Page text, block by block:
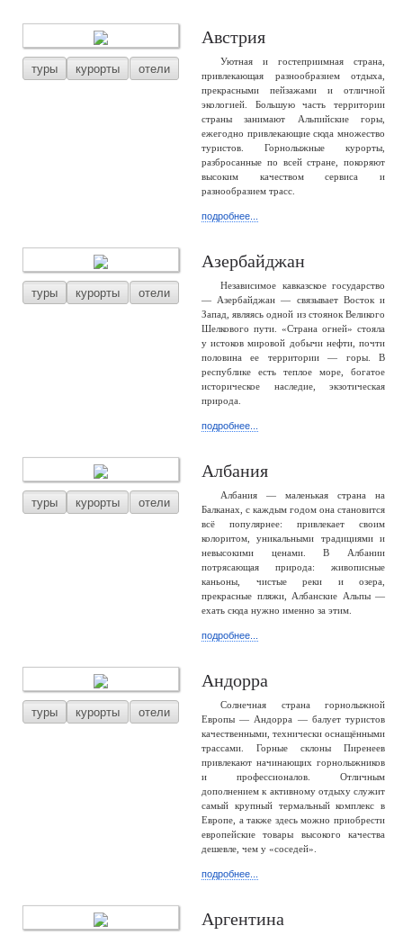
туры курорты отели
Австрия
Уютная и гостеприимная страна,
привлекающая разнообразием отдыха,
прекрасными пейзажами и отличной
экологией. Большую часть территории
страны занимают Альпийские горы,
ежегодно привлекающие сюда множество
туристов. Горнолыжные курорты,
разбросанные по всей стране, покоряют
высоким качеством сервиса и
разнообразием трасс.
подробнее...
туры курорты отели
Азербайджан
Независимое кавказское государство
— Азербайджан — связывает Восток и
Запад, являясь одной из стоянок Великого
Шелкового пути. «Страна огней» стояла
у истоков мировой добычи нефти, почти
половина ее территории — горы. В
республике есть теплое море, богатое
историческое наследие, экзотическая
природа.
подробнее...
туры курорты отели
Албания
Албания — маленькая страна на
Балканах, с каждым годом она становится
всё популярнее: привлекает своим
колоритом, уникальными традициями и
невысокими ценами. В Албании
потрясающая природа: живописные
каньоны, чистые реки и озера,
прекрасные пляжи, Албанские Альпы —
ехать сюда нужно именно за этим.
подробнее...
туры курорты отели
Андорра
Солнечная страна горнолыжной
Европы — Андорра — балует туристов
качественными, технически оснащёнными
трассами. Горные склоны Пиренеев
привлекают начинающих горнолыжников
и профессионалов. Отличным
дополнением к активному отдыху служит
самый крупный термальный комплекс в
Европе, а также здесь можно приобрести
европейские товары высокого качества
дешевле, чем у «соседей».
подробнее...
Аргентина